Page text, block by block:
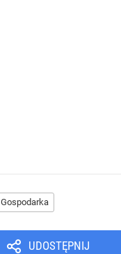
Gospodarka
UDOSTĘPNIJ